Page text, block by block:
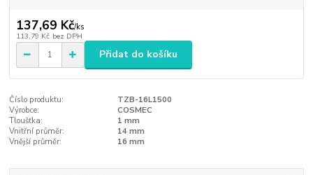
137,69 Kč/ks
113,79 Kč bez DPH
Přidat do košíku
Číslo produktu:
TZB-16L1500
Výrobce:
COSMEC
Tloušťka:
1 mm
Vnitřní průměr:
14 mm
Vnější průměr:
16 mm